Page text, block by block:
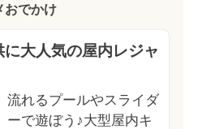
おでかけ
大人気の屋内レジャ
流れるプールやスライダ
ーで遊ぼう♪大型屋内キ